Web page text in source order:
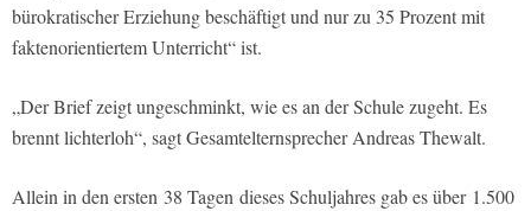
bürokratischer Erziehung beschäftigt und nur zu 35 Prozent mit
faktenorientiertem Unterricht“ ist.
„Der Brief zeigt ungeschminkt, wie es an der Schule zugeht. Es
brennt lichterloh“, sagt Gesamtelternsprecher Andreas Thewalt.
Allein in den ersten 38 Tagen dieses Schuljahres gab es über 1.500